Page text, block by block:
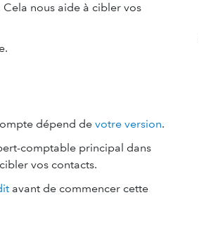
nous aide à cibler vos
dépend de votre version.
comptable principal dans
vos contacts.
avant de commencer cette